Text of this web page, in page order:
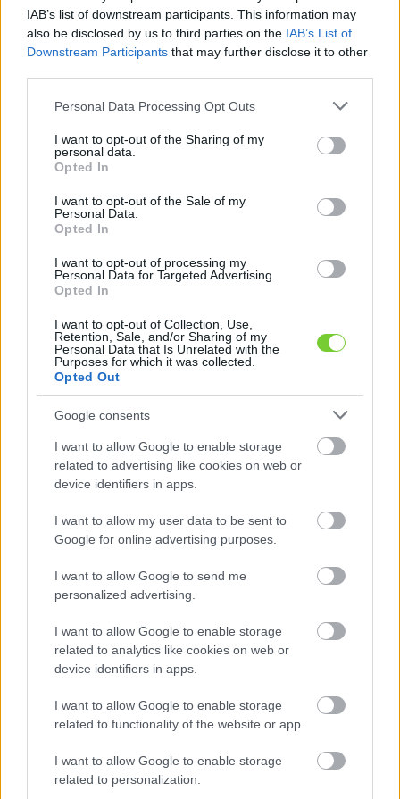
IAB’s list of downstream participants. This information may
also be disclosed by us to third parties on the IAB’s List of
Downstream Participants that may further disclose it to other
Please note that this website/app uses one or more Google
not limited to your visit or usage behaviour. You may click to
grant or deny consent to Google and its third-party tags to
use your data for below specified purposes in below Google
consent section.
Personal Data Processing Opt Outs
I want to opt-out of the Sharing of my
personal data.
Opted In
I want to opt-out of the Sale of my
Personal Data.
Opted In
I want to opt-out of processing my
Personal Data for Targeted Advertising.
Opted In
I want to opt-out of Collection, Use,
Retention, Sale, and/or Sharing of my
Personal Data that Is Unrelated with the
Purposes for which it was collected.
Opted Out
Google consents
I want to allow Google to enable storage
related to advertising like cookies on web or
device identifiers in apps.
I want to allow my user data to be sent to
Google for online advertising purposes.
I want to allow Google to send me
personalized advertising.
I want to allow Google to enable storage
related to analytics like cookies on web or
device identifiers in apps.
I want to allow Google to enable storage
related to functionality of the website or app.
I want to allow Google to enable storage
related to personalization.
Felhasználónév
Jelszó
Elfelejtette jelszavát?
Bejelentkezés
faiskola.hu
Kertészeti, kerti termékek és szolgáltatások térképes
KERTÉSZ ÉS KERTÉSZET REGISZTRÁCIÓ
Medence
6
2
2
6
2
2
Szaknévsori tagok száma ebben a kategóriában: 42